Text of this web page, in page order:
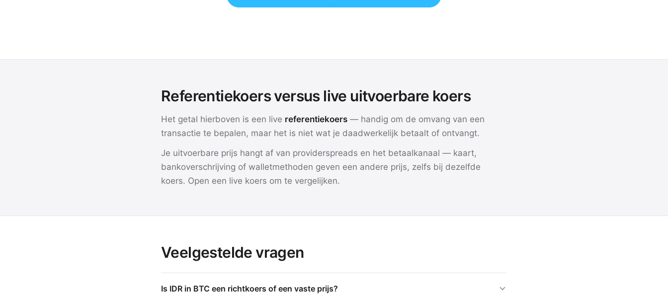
Referentiekoers versus live uitvoerbare koers
Het getal hierboven is een live referentiekoers — handig om de omvang van een
transactie te bepalen, maar het is niet wat je daadwerkelijk betaalt of ontvangt.
Je uitvoerbare prijs hangt af van providerspreads en het betaalkanaal — kaart,
bankoverschrijving of walletmethoden geven een andere prijs, zelfs bij dezelfde
koers. Open een live koers om te vergelijken.
Veelgestelde vragen
Is IDR in BTC een richtkoers of een vaste prijs?